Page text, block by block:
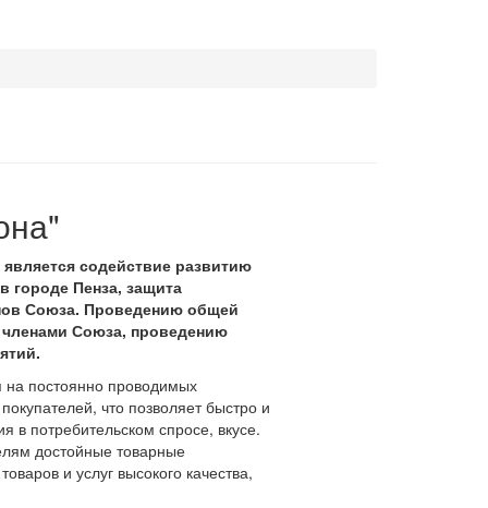
содействие развитию
городе Пенза, защита
Союза. Проведению общей
членами Союза, проведению
на постоянно проводимых
что позволяет быстро и
в потребительском спросе, вкусе.
достойные товарные
и услуг высокого качества,